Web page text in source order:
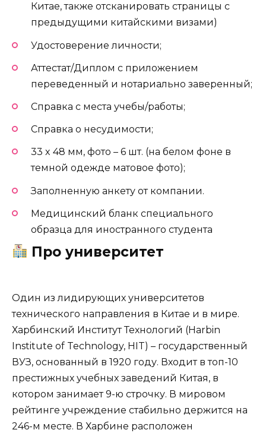
Китае, также отсканировать страницы с
предыдущими китайскими визами)
Удостоверение личности;
Аттестат/Диплом с приложением
переведенный и нотариально заверенный;
Справка с места учебы/работы;
Справка о несудимости;
33 x 48 мм, фото – 6 шт. (на белом фоне в
темной одежде матовое фото);
Заполненную анкету от компании.
Медицинский бланк специального
образца для иностранного студента
Про университет
Один из лидирующих университетов
технического направления в Китае и в мире.
Харбинский Институт Технологий (Harbin
Institute of Technology, HIT) – государственный
ВУЗ, основанный в 1920 году. Входит в топ-10
престижных учебных заведений Китая, в
котором занимает 9-ю строчку. В мировом
рейтинге учреждение стабильно держится на
246-м месте. В Харбине расположен